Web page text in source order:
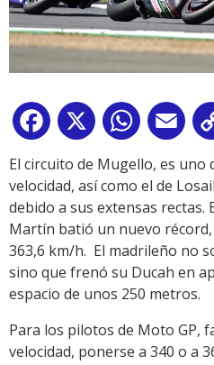
Facebook
X WhatsApp
El circuito de Mugello, es uno
velocidad, así como el de
debido a sus extensas rectas.
Martín batió un nuevo
363,6 km/h. El madrileño no
sino que frenó su Ducah en
espacio de unos 250 metros.
Para los pilotos de Moto GP,
velocidad, ponerse a 340 o a